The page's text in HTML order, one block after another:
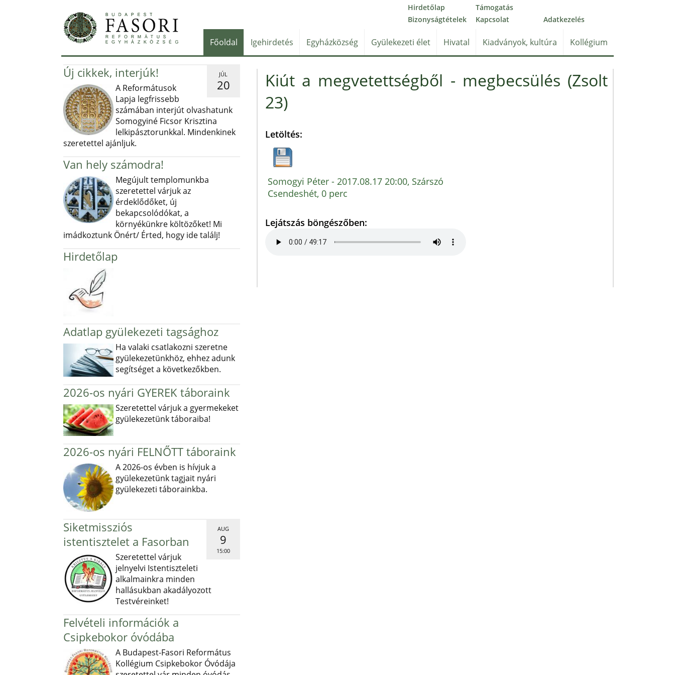
Hirdetőlap
Támogatás
Bizonyságtételek
Kapcsolat Adatkezelés
Főoldal Igehirdetés Egyházközség Gyülekezeti élet Hivatal Kiadványok, kultúra Kollégium
JÚL
20
Új cikkek, interjúk!
A Reformátusok
Lapja legfrissebb
számában interjút olvashatunk
Somogyiné Ficsor Krisztina
lelkipásztorunkkal. Mindenkinek
szeretettel ajánljuk.
Van hely számodra!
Megújult templomunkba
szeretettel várjuk az
érdeklődőket, új
bekapcsolódókat, a
környékünkre költözőket! Mi
imádkoztunk Önért/ Érted, hogy ide találj!
Hirdetőlap
Adatlap gyülekezeti tagsághoz
Ha valaki csatlakozni szeretne
gyülekezetünkhöz, ehhez adunk
segítséget a következőkben.
2026-os nyári GYEREK táboraink
Szeretettel várjuk a gyermekeket
gyülekezetünk táboraiba!
2026-os nyári FELNŐTT táboraink
A 2026-os évben is hívjuk a
gyülekezetünk tagjait nyári
gyülekezeti táborainkba.
AUG
9
15:00
Siketmissziós
istentisztelet a Fasorban
Szeretettel várjuk
jelnyelvi Istentiszteleti
alkalmainkra minden
hallásukban akadályozott
Testvéreinket!
Felvételi információk a
Csipkebokor óvódába
A Budapest-Fasori Református
Kollégium Csipkebokor Óvódája
Kiút a megvetettségből - megbecsülés (Zsolt
23)
Letöltés:
Somogyi Péter - 2017.08.17 20:00, Szárszó
Csendeshét, 0 perc
Lejátszás böngészőben: